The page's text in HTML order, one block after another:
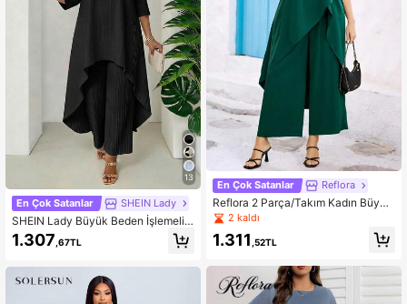
13
En Çok Satanlar SHEIN Lady
SHEIN Lady Büyük Beden İşlemeli
Uzun Bluz ve Pantolon 2 Parça Tak
ım, Siyah
1.307,67TL
En Çok Satanlar Reflora
Reflora 2 Parça/Takım Kadın Büyük
Beden Çiçek Desenli Önü Kısa Arka
sı Uzun Üst ve Bol Kesim Pantolon,
Şık Günlük Romantik Kombin, İlkba
2 kaldı
1.311 ,52TL